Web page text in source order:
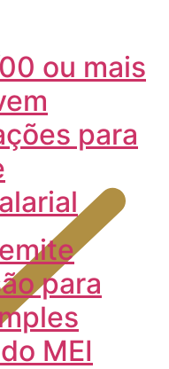
ou mais
para
para
MEI